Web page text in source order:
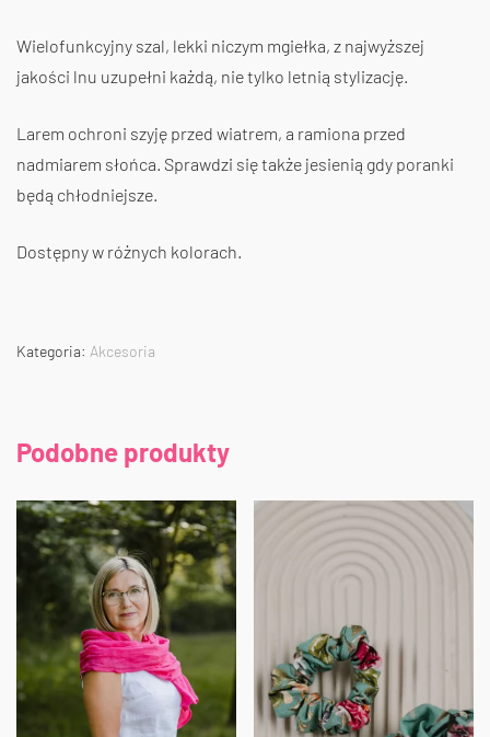
Wielofunkcyjny szal, lekki niczym mgiełka, z najwyższej
jakości lnu uzupełni każdą, nie tylko letnią stylizację.
Larem ochroni szyję przed wiatrem, a ramiona przed
nadmiarem słońca. Sprawdzi się także jesienią gdy poranki
będą chłodniejsze.
Dostępny w różnych kolorach.
Kategoria: Akcesoria
Podobne produkty